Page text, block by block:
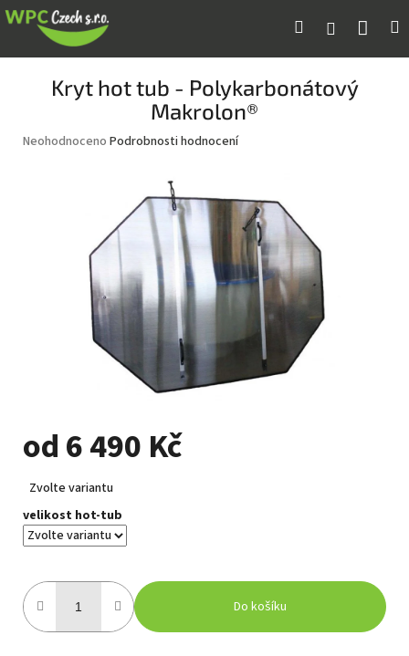
Přejít
na
Hledat Přihlášení
Kryt hot tub - Polykarbonátový
Makrolon®
Průměrné
Neohodnoceno Podrobnosti hodnocení
od6 490 Kč
cena:
Zvolte variantu
velikost hot-tub
Do košíku